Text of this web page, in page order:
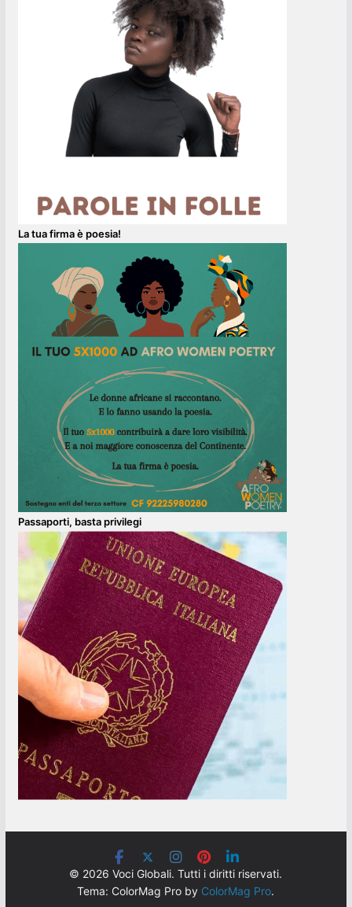
La tua firma è poesia!
Passaporti, basta privilegi
© 2026 Voci Globali. Tutti i diritti riservati.
Tema: ColorMag Pro by ColorMag Pro.